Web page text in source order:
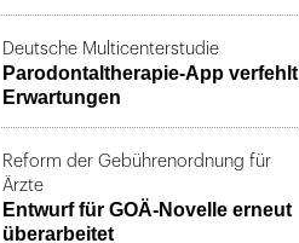
Deutsche Multicenterstudie
Parodontaltherapie-App verfehlt
Erwartungen
Reform der Gebührenordnung für
Ärzte
Entwurf für GOÄ-Novelle erneut
überarbeitet